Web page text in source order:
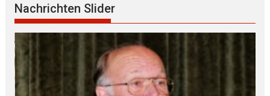
Nachrichten Slider